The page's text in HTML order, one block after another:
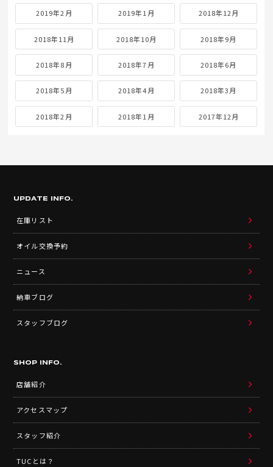
2019年2月 2019年1月 2018年12月
2018年11月 2018年10月 2018年9月
2018年8月 2018年7月 2018年6月
2018年5月 2018年4月 2018年3月
2018年2月 2018年1月 2017年12月
UPDATE INFO.
在庫リスト
オイル交換予約
ニュース
納車ブログ
スタッフブログ
SHOP INFO.
店舗紹介
アクセスマップ
スタッフ紹介
TUCとは？